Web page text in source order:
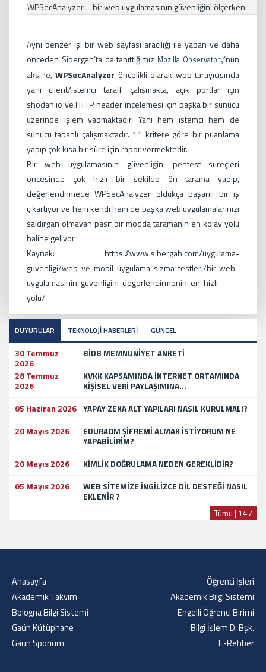
WPSecAnalyzer – bir web uygulamasının güvenliğini ölçerken
Aynı benzer işi bir web sayfası aracılığı ile yapan ve daha
önceden Sibergah’ta da tanıttığımız Mozilla Observatory‘nun
aksine,WPSecAnalyzer öncelikli olarak web tarayıcısında
yani client/istemci taraflı çalışmakta, açık portlar için
shodan.io ve HTTP header incelemesi için başka bir sunucu
üzerinde işlem yapmaktadır. Yani hem istemci hem de
sunucu tabanlı çalışmaktadır. 11 kritere göre bir puanlama
yapıp çok kısa bir süre için rapor vermektedir.
Bir web uygulamasının güvenliğini pentest süreçleri
öncesinde çok hızlı bir şekilde ön tarama yapıp,
değerlendirmede WPSecAnalyzer oldukça başarılı bir iş
çıkartıyor ve hem kendi hem de başka web uygulamalarınızı
saldırgan olmayan pasif bir modda taramanın en kolay yolu
haline geliyor.
Kaynak: https://www.sibergah.com/uygulama-
guvenligi/web-ve-mobil-uygulama-sizma-testleri/bir-web-
uygulamasinin-guvenligini-degerlendirmenin-en-hizli-
yolu/
DUYURULAR TEKNOLOJİ HABERLERİ GÜNCEL
30 Temmuz
2026
BİDB MEMNUNİYET ANKETİ
28 Temmuz
2026
KVKK KAPSAMINDA İNTERNET ORTAMINDA
KİŞİSEL VERİ PAYLAŞIMINA...
05 Haziran 2026 YAPAY ZEKA ALT YAPILARI NASIL KURULMALI?
20 Mayıs 2026
EDURAOM ŞİFREMİ ALMAK İSTİYORUM NE
YAPABİLİRİM?
20 Mayıs 2026
KİMLİK DOĞRULAMA NEDEN GEREKLİDİR?
05 Mayıs 2026
WEB SİTEMİZE İNGİLİZCE DİL DESTEĞİ NASIL
EKLENİR ?
Tümü | 147
Anasayfa
Akademik Takvim
Bologna Bilgi Sistemi
Gaün Kütüphane
Gaün Sporium
Öğrenci İşleri
Akademik Bilgi Sistemi
Engelli Öğrenci Birimi
Bilgi İşlem D. Bşk.
E-Rehber